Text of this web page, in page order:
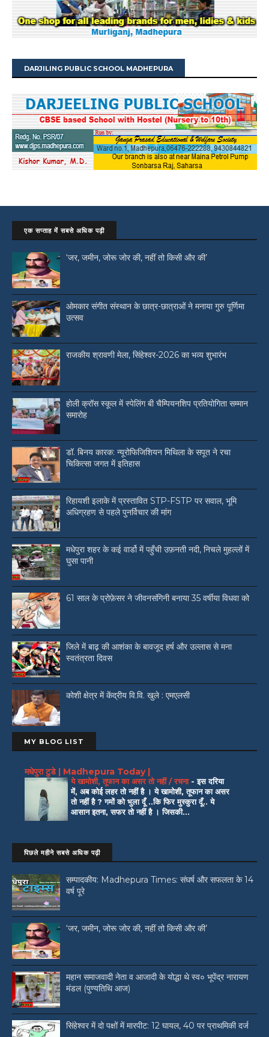
DARJILING PUBLIC SCHOOL MADHEPURA
एक सप्ताह में सबसे अधिक पढ़ी
‘जर, जमीन, जोरू जोर की, नहीं तो किसी और की’
ओमकार संगीत संस्थान के छात्र-छात्राओं ने मनाया गुरु पूर्णिमा
उत्सव
राजकीय श्रावणी मेला, सिंहेश्वर-2026 का भव्य शुभारंभ
होली क्रॉस स्कूल में स्पेलिंग बी चैम्पियनशिप प्रतियोगिता सम्मान
समारोह
डॉ. बिनय कारक: न्यूरोफिजिशियन मिथिला के सपूत ने रचा
चिकित्सा जगत में इतिहास
रिहायशी इलाके में प्रस्तावित STP-FSTP पर सवाल, भूमि
अधिग्रहण से पहले पुनर्विचार की मांग
मधेपुरा शहर के कई वार्डो में पहुँची उफ़नती नदी, निचले मुहल्लों में
घुसा पानी
61 साल के प्रोफ़ेसर ने जीवनसंगिनी बनाया 35 वर्षीया विधवा को
जिले में बाढ़ की आशंका के बावजूद हर्ष और उल्लास से मना
स्वतंत्रता दिवस
कोशी क्षेत्र में केंद्रीय वि.वि. खुले : एमएलसी
MY BLOG LIST
मधेपुरा टुडे | Madhepura Today |
ये खामोशी, तूफान का असर तो नहीं / रचना -इस दरिया
में, अब कोई लहर तो नहीं है । ये खामोशी, तूफान का असर
तो नहीं है ? गमों को भुला दूँ ..कि फिर मुस्कुरा दूँ.. ये
आसान इतना, सफर तो नहीं है । जिसकी...
पिछले महीने सबसे अधिक पढ़ी
सम्पादकीय: Madhepura Times: संघर्ष और सफलता के 14
वर्ष पूरे
‘जर, जमीन, जोरू जोर की, नहीं तो किसी और की’
महान समाजवादी नेता व आजादी के योद्धा थे स्व० भूपेंद्र नारायण
मंडल (पुण्यतिथि आज)
सिंहेश्वर में दो पक्षों में मारपीट: 12 घायल, 40 पर प्राथमिकी दर्ज